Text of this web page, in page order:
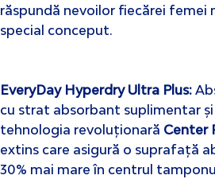
răspundă nevoilor fiecărei femei
special conceput.
EveryDay Hyperdry Ultra Plus:
cu strat absorbant suplimentar
tehnologia revoluționară Center
extins care asigură o suprafață
30% mai mare în centrul